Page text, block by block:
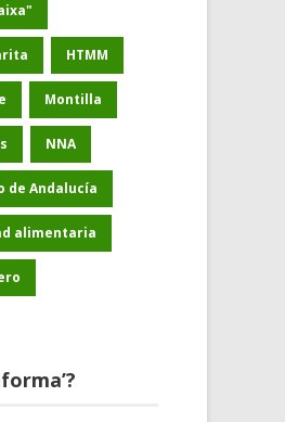
HTMM
Montilla
NNA
de Andalucía
alimentaria